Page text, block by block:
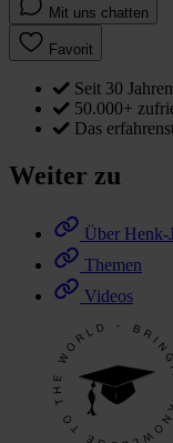
Mit uns chatten
Favorit
Seit 30
50.000+
Das
Weiter zu
Über Henk-
Themen
Videos